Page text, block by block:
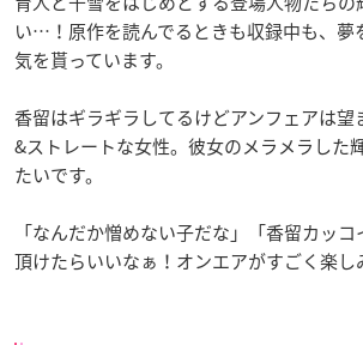
い…！原作を読んでるときも収録中も、夢
気を貰っています。
香留はギラギラしてるけどアンフェアは望
&ストレートな女性。彼女のメラメラした
たいです。
「なんだか憎めない子だな」「香留カッ
頂けたらいいなぁ！オンエアがすごく楽し